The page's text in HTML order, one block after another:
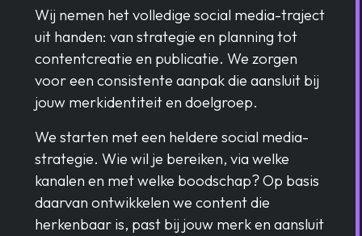
Wij nemen het volledige social media-traject
uit handen: van strategie en planning tot
contentcreatie en publicatie. We zorgen
voor een consistente aanpak die aansluit bij
jouw merkidentiteit en doelgroep.
We starten met een heldere social media-
strategie. Wie wil je bereiken, via welke
kanalen en met welke boodschap? Op basis
daarvan ontwikkelen we content die
herkenbaar is, past bij jouw merk en aansluit